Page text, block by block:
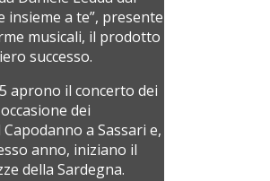
insieme a te”, presente
musicali, il prodotto
successo.
aprono il concerto dei
dei
a Sassari e,
anno, iniziano il
della Sardegna.